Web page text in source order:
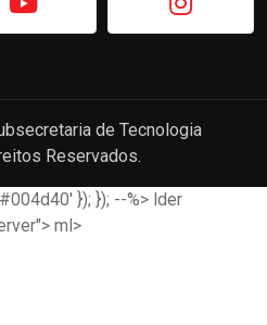
de Tecnologia
Reservados.
}); }); --%> lder
ml>